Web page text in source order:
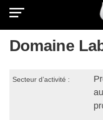
Domaine
Secteur d’activité :